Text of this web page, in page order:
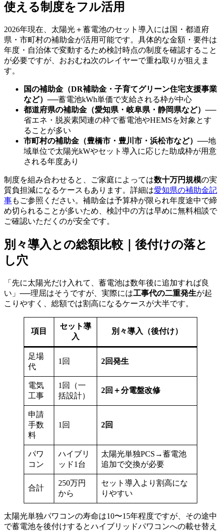
使える制度をフル活用
2026年現在、太陽光＋蓄電池のセット導入には国・都道府
県・市町村の補助金が活用可能です。具体的な金額・要件は
年度・自治体で変動するため検討時点の制度を確認すること
が必要ですが、おおむね次のレイヤーで重ね取りが狙えま
す。
国の補助金（DR補助金・子育てグリーン住宅支援事業
など） ──蓄電池kWh単価で支給される枠が中心
都道府県の補助金（愛知県・岐阜県・静岡県など） ──
省エネ・脱炭素関連の枠で蓄電池やHEMSを対象とす
ることが多い
市町村の補助金（豊橋市・豊川市・浜松市など） ──地
域単位で太陽光kWやセット導入に応じた助成枠が用意
される年度あり
制度を組み合わせると、ご家庭によっては数十万円規模の実
質負担減になるケースもあります。詳細は愛知県の補助金記
事もご参照ください。補助金は予算枠が限られ年度途中で締
め切られることが多いため、検討中の方は早めに無料相談で
ご確認いただくのが安全です。
別々導入との総額比較｜後付けの落と
し穴
「先に太陽光だけ入れて、蓄電池は数年後に追加すれば良
い」──理屈はそうですが、実際には工事代の二重発生が起
こりやすく、総額では割高になるケースが大半です。
項目
セット導
入
別々導入（後付け）
足場
代
1回 2回発生
電気
工事
1回（一
括設計）
2回＋分電盤改修
申請
手数
料
1回 2回
パワ
コン
ハイブリ
ッド1台
太陽光単独PCS→蓄電池
追加で交換が必要
合計
250万円
から
セット導入より割高にな
りやすい
太陽光単独パワコンの寿命は10〜15年程度ですが、その途中
で蓄電池を後付けするとハイブリッドパワコンへの載せ替え